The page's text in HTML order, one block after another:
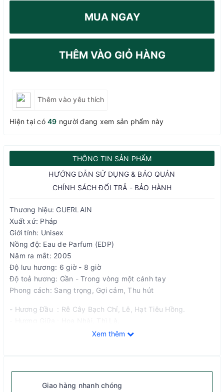
MUA NGAY
THÊM VÀO GIỎ HÀNG
Thêm vào yêu thích
Hiện tại có 49 người đang xem sản phẩm này
THÔNG TIN SẢN PHẨM
HƯỚNG DẪN SỬ DỤNG & BẢO QUẢN
CHÍNH SÁCH ĐỔI TRẢ - BẢO HÀNH
Thương hiệu: GUERLAIN
Xuất xứ: Pháp
Giới tính: Unisex
Nồng độ: Eau de Parfum (EDP)
Năm ra mắt: 2005
Độ lưu hương: 6 giờ - 8 giờ
Độ toả hương: Gần - Trong vòng một cánh tay
Phong cách: Sang trọng, Gợi cảm, Thu hút
- Hương Đầu : Rễ Cây Bạch Chỉ, Lê, Hạt Tiêu Hồng.
- Hương Cuối : Rễ Cây Bạch Chỉ, Vani, Gỗ Tuyết Tùng.
Xem thêm
Giao hàng nhanh chóng